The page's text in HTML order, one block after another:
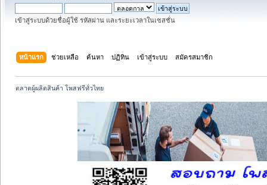
เข้าสู่ระบบด้วยชื่อผู้ใช้ รหัสผ่าน และระยะเวลาในเซสชั่น
หน้าแรก ช่วยเหลือ ค้นหา ปฏิทิน เข้าสู่ระบบ สมัครสมาชิก
ตลาดผู้ผลิตสินค้า โพสฟรีทั่วไทย